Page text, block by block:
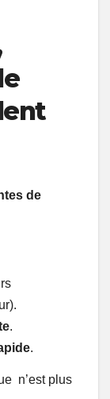
de
.
.
n’est plus